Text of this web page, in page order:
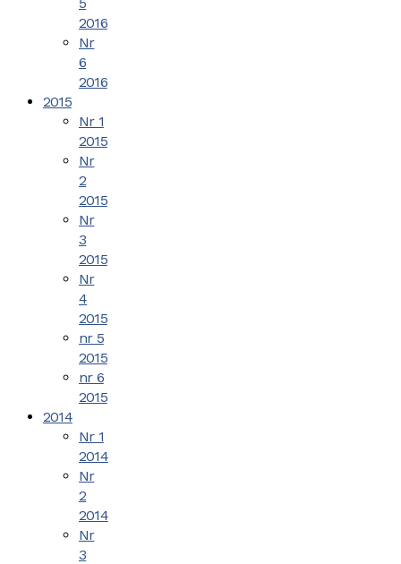
2016
Nr
6
2016
2015
Nr 1
2015
Nr
2
2015
Nr
3
2015
Nr
4
2015
nr 5
2015
nr 6
2015
2014
Nr 1
2014
Nr
2
2014
Nr
3